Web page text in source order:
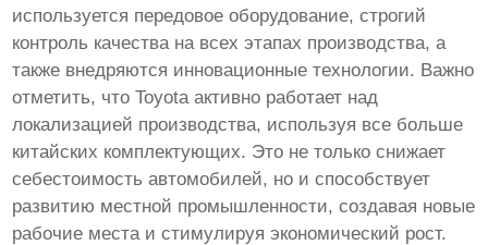
используется передовое оборудование, строгий
контроль качества на всех этапах производства, а
также внедряются инновационные технологии. Важно
отметить, что Toyota активно работает над
локализацией производства, используя все больше
китайских комплектующих. Это не только снижает
себестоимость автомобилей, но и способствует
развитию местной промышленности, создавая новые
рабочие места и стимулируя экономический рост.